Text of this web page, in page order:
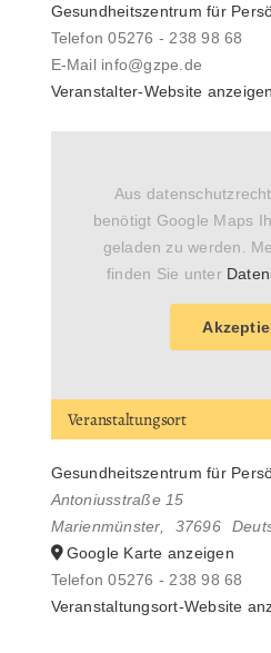
Gesundheitszentrum für
Telefon05276 - 238 98 68
E-Mail info@gzpe.de
Veranstalter-Website anzeigen
Veranstaltungsort
Gesundheitszentrum für
Antoniusstraße 15
Marienmünster, 37696
Google Karte anzeigen
Telefon 05276 - 238 98 68
Veranstaltungsort-Website
Aus
benötigt Google Maps
geladen zu werden.
finden Sie unter